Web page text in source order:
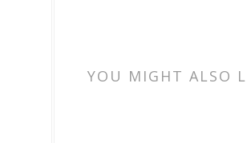
YOU MIGHT ALSO